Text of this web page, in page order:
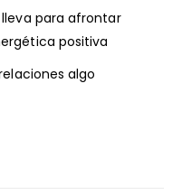
para afrontar
positiva
algo